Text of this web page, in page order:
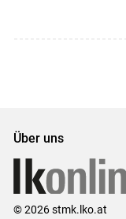
Über uns
© 2026 stmk.lko.at